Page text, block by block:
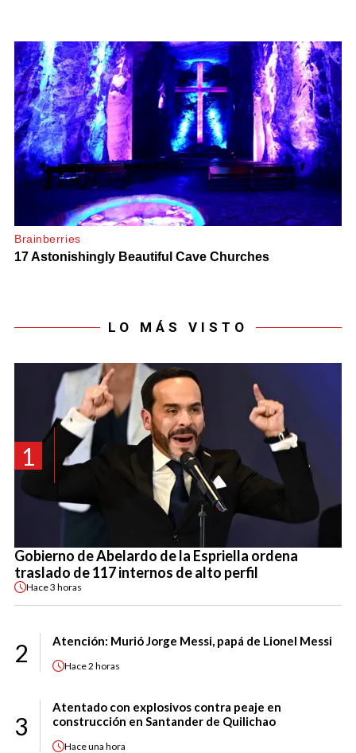
LO MÁS VISTO
1
Gobierno de Abelardo de la Espriella ordena
traslado de 117 internos de alto perfil
Hace3 horas
2 Atención: Murió Jorge Messi, papá de Lionel Messi
Hace2 horas
3
Atentado con explosivos contra peaje en
construcción en Santander de Quilichao
Haceuna hora